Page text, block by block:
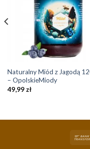
Naturalny Miód z Jagodą
– OpolskieMiody
49,99 zł